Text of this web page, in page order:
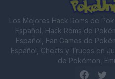
Los Mejores Hack Roms de
Español, Hack Roms de
Español, Fan Games de
Español, Cheats y Trucos en
de Pokémon,